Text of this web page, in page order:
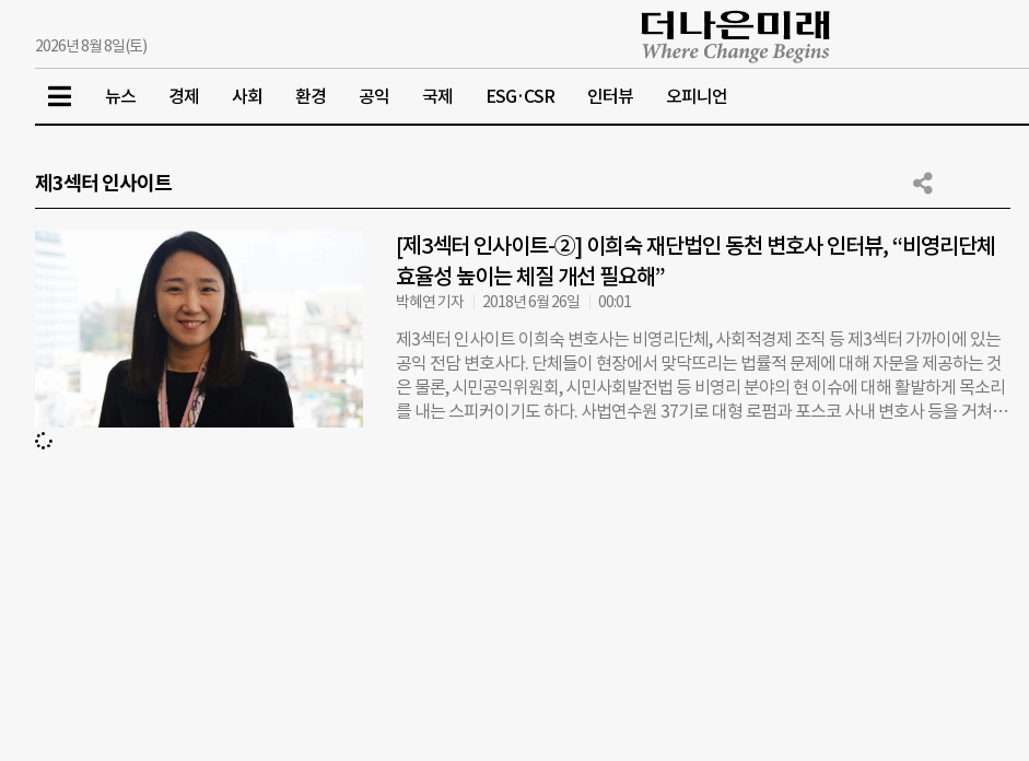
2026년 8월 8일(토)
뉴스 경제 사회 환경 공익 국제 ESG·CSR 인터뷰 오피니언
제3섹터 인사이트
[제3섹터 인사이트-②] 이희숙 재단법인 동천 변호사 인터뷰, “비영리단체
효율성 높이는 체질 개선 필요해”
박혜연 기자 2018년 6월 26일 00:01
제3섹터 인사이트 이희숙 변호사는 비영리단체, 사회적경제 조직 등 제3섹터 가까이에 있는
공익 전담 변호사다. 단체들이 현장에서 맞닥뜨리는 법률적 문제에 대해 자문을 제공하는 것
은 물론, 시민공익위원회, 시민사회발전법 등 비영리 분야의 현 이슈에 대해 활발하게 목소리
를 내는 스피커이기도 하다. 사법연수원 37기로 대형 로펌과 포스코 사내 변호사 등을 거쳐온